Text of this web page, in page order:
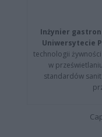
Inżynier
Uniwersytecie
technologii
w
standardów